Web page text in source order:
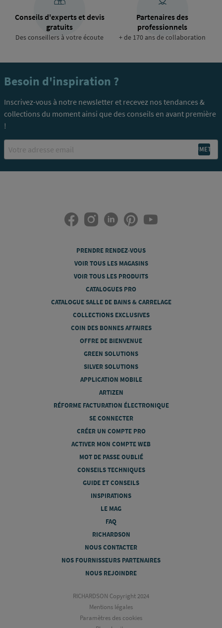
Conseils d'experts et devis
gratuits
Des conseillers à votre écoute
Partenaires des
professionnels
+ de 170 ans de collaboration
Besoin d'inspiration ?
Inscrivez-vous à notre newsletter et recevez nos tendances &
collections du moment ainsi que des conseils en avant première
!
Email
PRENDRE RENDEZ-VOUS
VOIR TOUS LES MAGASINS
VOIR TOUS LES PRODUITS
CATALOGUES PRO
CATALOGUE SALLE DE BAINS & CARRELAGE
COLLECTIONS EXCLUSIVES
COIN DES BONNES AFFAIRES
OFFRE DE BIENVENUE
GREEN SOLUTIONS
SILVER SOLUTIONS
APPLICATION MOBILE
ARTIZEN
RÉFORME FACTURATION ÉLECTRONIQUE
SE CONNECTER
CRÉER UN COMPTE PRO
ACTIVER MON COMPTE WEB
MOT DE PASSE OUBLIÉ
CONSEILS TECHNIQUES
GUIDE ET CONSEILS
INSPIRATIONS
LE MAG
FAQ
RICHARDSON
NOUS CONTACTER
NOS FOURNISSEURS PARTENAIRES
NOUS REJOINDRE
RICHARDSON Copyright 2024
Mentions légales
Paramètres des cookies